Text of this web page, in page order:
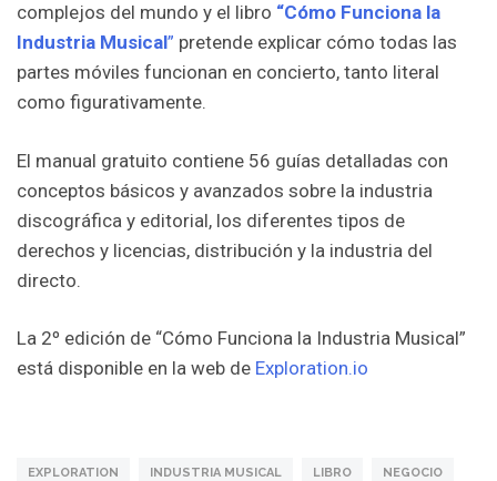
complejos del mundo y el libro “Cómo Funciona la
Industria Musical” pretende explicar cómo todas las
partes móviles funcionan en concierto, tanto literal
como figurativamente.
El manual gratuito contiene 56 guías detalladas con
conceptos básicos y avanzados sobre la industria
discográfica y editorial, los diferentes tipos de
derechos y licencias, distribución y la industria del
directo.
La 2º edición de “Cómo Funciona la Industria Musical”
está disponible en la web de Exploration.io
EXPLORATION INDUSTRIA MUSICAL LIBRO NEGOCIO